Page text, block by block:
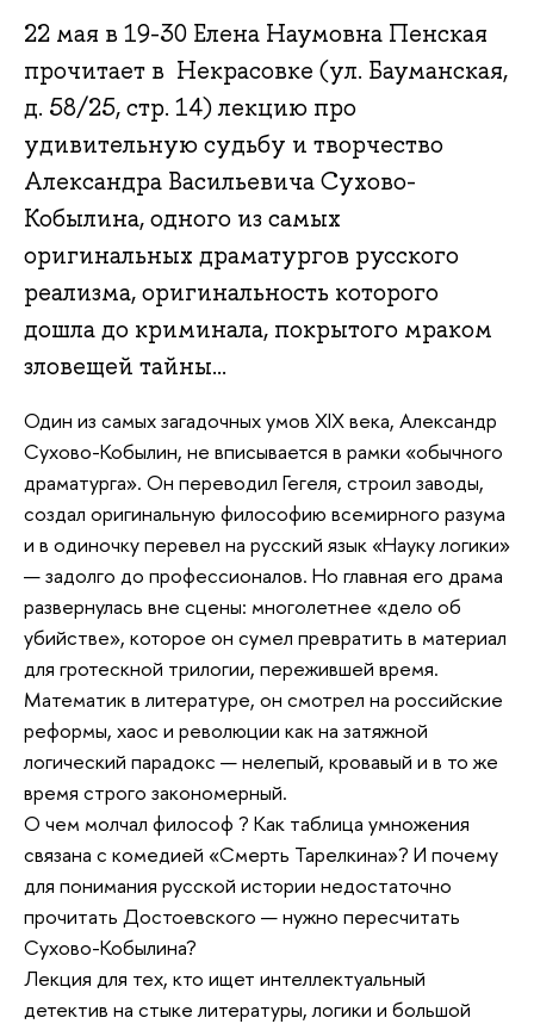
22 мая в 19-30 Елена Наумовна Пенская
прочитает в Некрасовке (ул. Бауманская,
д. 58/25, стр. 14) лекцию про
удивительную судьбу и творчество
Александра Васильевича Сухово-
Кобылина, одного из самых
оригинальных драматургов русского
реализма, оригинальность которого
дошла до криминала, покрытого мраком
зловещей тайны...
Один из самых загадочных умов XIX века, Александр
Сухово-Кобылин, не вписывается в рамки «обычного
драматурга». Он переводил Гегеля, строил заводы,
создал оригинальную философию всемирного разума
и в одиночку перевел на русский язык «Науку логики»
— задолго до профессионалов. Но главная его драма
развернулась вне сцены: многолетнее «дело об
убийстве», которое он сумел превратить в материал
для гротескной трилогии, пережившей время.
Математик в литературе, он смотрел на российские
реформы, хаос и революции как на затяжной
логический парадокс — нелепый, кровавый и в то же
время строго закономерный.
О чем молчал философ ? Как таблица умножения
связана с комедией «Смерть Тарелкина»? И почему
для понимания русской истории недостаточно
прочитать Достоевского — нужно пересчитать
Сухово-Кобылина?
Лекция для тех, кто ищет интеллектуальный
детектив на стыке литературы, логики и большой